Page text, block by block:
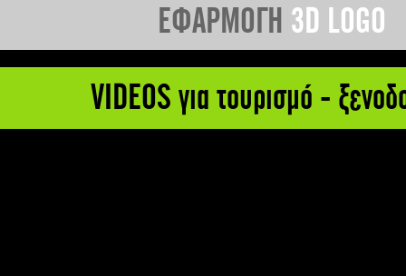
ΕΦΑΡΜΟΓΗ 3D LOGO
VIDEOS για τουρισμό -